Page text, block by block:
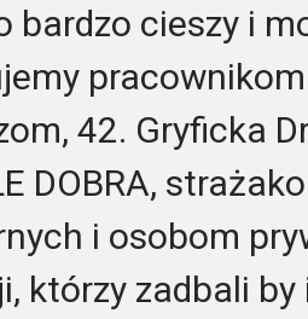
bardzo cieszy i
42. Gryficka
DOBRA,
i osobom
którzy zadbali by